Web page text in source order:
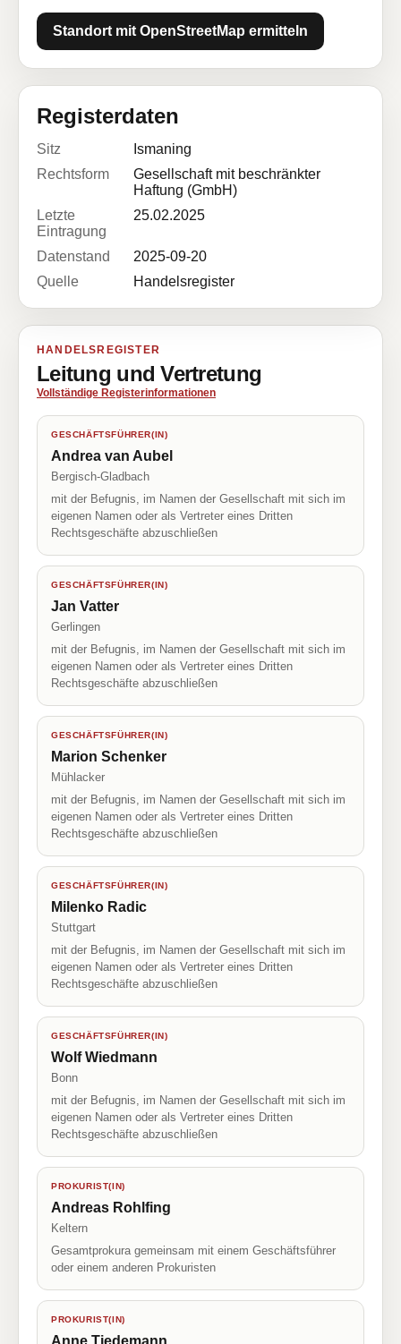
Standort mit OpenStreetMap ermitteln
Registerdaten
Sitz
Ismaning
Rechtsform
Gesellschaft mit beschränkter
Haftung (GmbH)
Letzte
Eintragung
25.02.2025
Datenstand
2025-09-20
Quelle
Handelsregister
HANDELSREGISTER
Leitung und Vertretung
Vollständige Registerinformationen
GESCHÄFTSFÜHRER(IN)
Andrea van Aubel
Bergisch-Gladbach
mit der Befugnis, im Namen der Gesellschaft mit sich im
eigenen Namen oder als Vertreter eines Dritten
Rechtsgeschäfte abzuschließen
GESCHÄFTSFÜHRER(IN)
Jan Vatter
Gerlingen
mit der Befugnis, im Namen der Gesellschaft mit sich im
eigenen Namen oder als Vertreter eines Dritten
Rechtsgeschäfte abzuschließen
GESCHÄFTSFÜHRER(IN)
Marion Schenker
Mühlacker
mit der Befugnis, im Namen der Gesellschaft mit sich im
eigenen Namen oder als Vertreter eines Dritten
Rechtsgeschäfte abzuschließen
GESCHÄFTSFÜHRER(IN)
Milenko Radic
Stuttgart
mit der Befugnis, im Namen der Gesellschaft mit sich im
eigenen Namen oder als Vertreter eines Dritten
Rechtsgeschäfte abzuschließen
GESCHÄFTSFÜHRER(IN)
Wolf Wiedmann
Bonn
mit der Befugnis, im Namen der Gesellschaft mit sich im
eigenen Namen oder als Vertreter eines Dritten
Rechtsgeschäfte abzuschließen
PROKURIST(IN)
Andreas Rohlfing
Keltern
Gesamtprokura gemeinsam mit einem Geschäftsführer
oder einem anderen Prokuristen
PROKURIST(IN)
Anne Tiedemann